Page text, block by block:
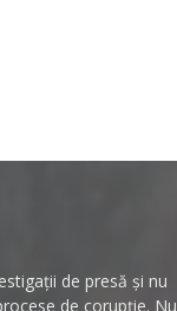
de presă și nu
de corupție. Nu